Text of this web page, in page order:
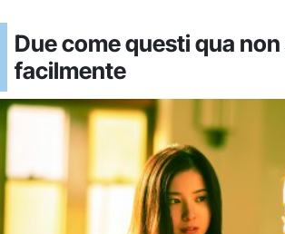
Due come questi qua
facilmente